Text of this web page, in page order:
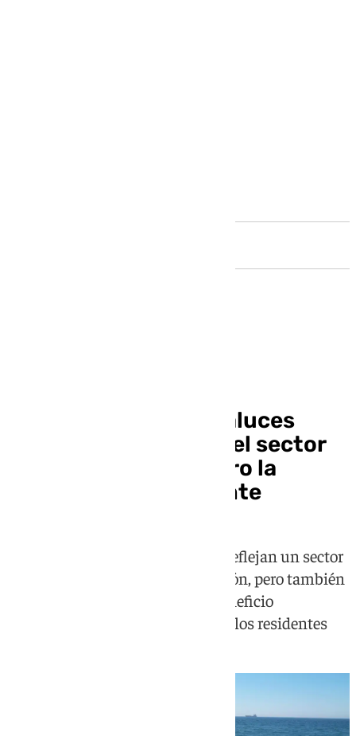
Más de 370.000 andaluces
trabajan en turismo: el sector
no para de crecer, pero la
convivencia se resiente
Los últimos datos de Turespaña reflejan un sector
en máximos históricos de afiliación, pero también
una creciente fractura entre el beneficio
económico y la calidad de vida de los residentes